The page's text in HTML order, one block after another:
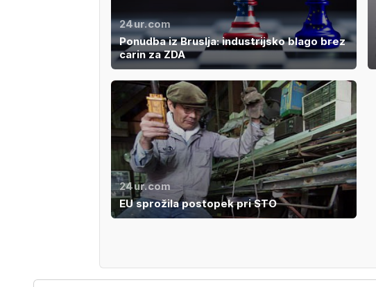
24ur.com
Ponudba iz Bruslja: industrijsko blago brez
carin za ZDA
24ur.com
EU sprožila postopek pri STO